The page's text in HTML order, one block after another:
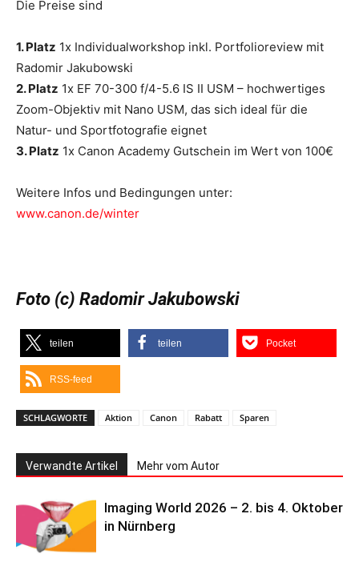
Die Preise sind
1. Platz 1x Individualworkshop inkl. Portfolioreview mit
Radomir Jakubowski
2. Platz 1x EF 70-300 f/4-5.6 IS II USM – hochwertiges
Zoom-Objektiv mit Nano USM, das sich ideal für die
Natur- und Sportfotografie eignet
3. Platz 1x Canon Academy Gutschein im Wert von 100€
Weitere Infos und Bedingungen unter:
www.canon.de/winter
Foto (c) Radomir Jakubowski
teilen teilen Pocket
RSS-feed
SCHLAGWORTE Aktion Canon Rabatt Sparen
Verwandte Artikel Mehr vom Autor
Imaging World 2026 – 2. bis 4. Oktober
in Nürnberg